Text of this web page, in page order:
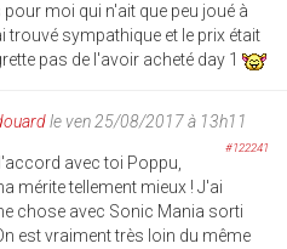
moi qui n'ait que peu joué à
trouvé sympathique et le prix était
pas de l'avoir acheté day 1
le ven 25/08/2017 à 13h11
#122241
avec toi Poppu,
mérite tellement mieux ! J'ai
chose avec Sonic Mania sorti
est vraiment très loin du même